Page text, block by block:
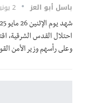
باسل أبو العز 2 يونيو 2025
وعلى رأسهم وزير الأمن